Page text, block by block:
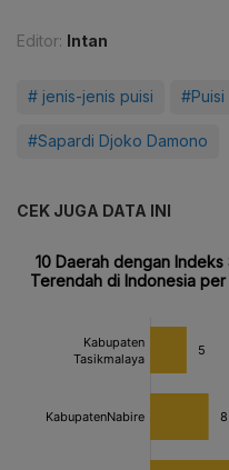
Editor: Intan
# jenis-jenis puisi #Puisi
#Sapardi Djoko Damono
CEK JUGA DATA INI